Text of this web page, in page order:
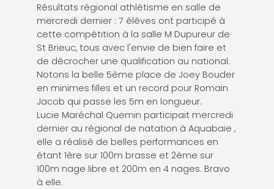
Résultats régional athlétisme en salle de
mercredi dernier : 7 élèves ont participé à
cette compétition à la salle M Dupureur de
St Brieuc, tous avec l'envie de bien faire et
de décrocher une qualification au national.
Notons la belle 5ème place de Joey Bouder
en minimes filles et un record pour Romain
Jacob qui passe les 5m en longueur.
Lucie Maréchal Quemin participait mercredi
dernier au régional de natation à Aquabaie ,
elle a réalisé de belles performances en
étant 1ère sur 100m brasse et 2ème sur
100m nage libre et 200m en 4 nages. Bravo
à elle.